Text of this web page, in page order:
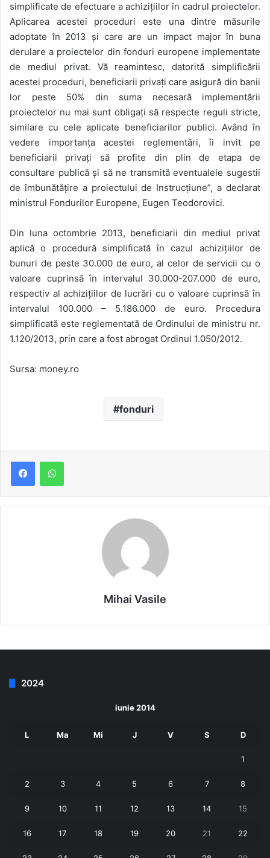
simplificate de efectuare a achizițiilor în cadrul proiectelor.
Aplicarea acestei proceduri este una dintre măsurile
adoptate în 2013 și care are un impact major în buna
derulare a proiectelor din fonduri europene implementate
de mediul privat. Vă reamintesc, datorită simplificării
acestei proceduri, beneficiarii privați care asigură din banii
lor peste 50% din suma necesară implementării
proiectelor nu mai sunt obligați să respecte reguli stricte,
similare cu cele aplicate beneficiarilor publici. Având în
vedere importanța acestei reglementări, îi invit pe
beneficiarii privați să profite din plin de etapa de
consultare publică și să ne transmită eventualele sugestii
de îmbunătățire a proiectului de Instrucțiune”, a declarat
ministrul Fondurilor Europene, Eugen Teodorovici.
Din luna octombrie 2013, beneficiarii din mediul privat
aplică o procedură simplificată în cazul achizițiilor de
bunuri de peste 30.000 de euro, al celor de servicii cu o
valoare cuprinsă în intervalul 30.000-207.000 de euro,
respectiv al achizițiilor de lucrări cu o valoare cuprinsă în
intervalul 100.000 – 5.186.000 de euro. Procedura
simplificată este reglementată de Ordinului de ministru nr.
1.120/2013, prin care a fost abrogat Ordinul 1.050/2012.
Sursa: money.ro
fonduri
Mihai Vasile
2024
iunie 2014
L Ma Mi J V S D
1
2 3 4 5 6 7 8
9 10 11 12 13 14 15
16 17 18 19 20 21 22